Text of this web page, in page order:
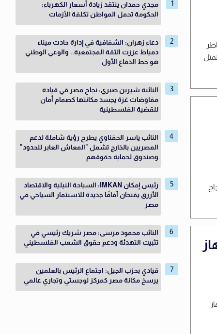
مجدي حمدان ينتقد زيادة أسعار الكهرباء:
الحكومة تحمل المواطن تكلفة الأزمات
دعاء زهران: الشفافية في إدارة حادث ميناء
دمياط عززت الثقة المجتمعية.. والوعي الوطني
هو خط الدفاع الأول
النائبة شيرين صبري: نجاح مصر في قيادة
مفاوضات غزة يجسد مكانتها كصمام أمان
للقضية الفلسطينية
النائب ياسر الحفناوي يطرح رؤية شاملة لدعم
المصريين بالخارج تشمل "المعاش العابر للحدود"
وصندوق لحماية حقوقهم
رئيس إمكان IMKAN: السياحة النيلية والاقتصاد
الأزرق يفتحان آفاقًا جديدة للاستثمار السياحي في
مصر
النائب محمود مرسى: مصر شريك رئيسي في
تثبيت التهدئة ودعم حقوق الشعب الفلسطيني
قيادي بحزب الجيل: اجتماع الرئيس بالعلمين
يرسخ مكانة مصر كمركز لوجستي وتجاري عالمي